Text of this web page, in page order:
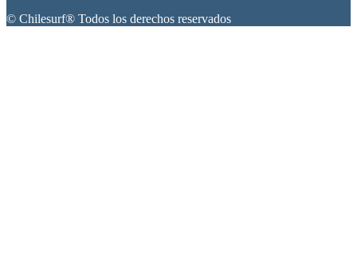
© Chilesurf® Todos los derechos reservados